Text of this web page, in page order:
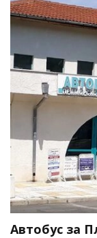
Автобус за